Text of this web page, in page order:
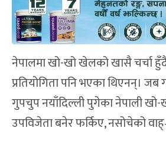
नेपालमा खो-खो खेलको खासै चर्चा
प्रतियोगिता पनि भएका थिएनन्।
गुपचुप नयाँदिल्ली पुगेका नेपाली
उपविजेता बनेर फर्किए, नसोचेको